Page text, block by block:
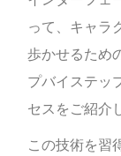
って、キャラ
歩かせるため
プバイステッ
セスをご紹介
この技術を習